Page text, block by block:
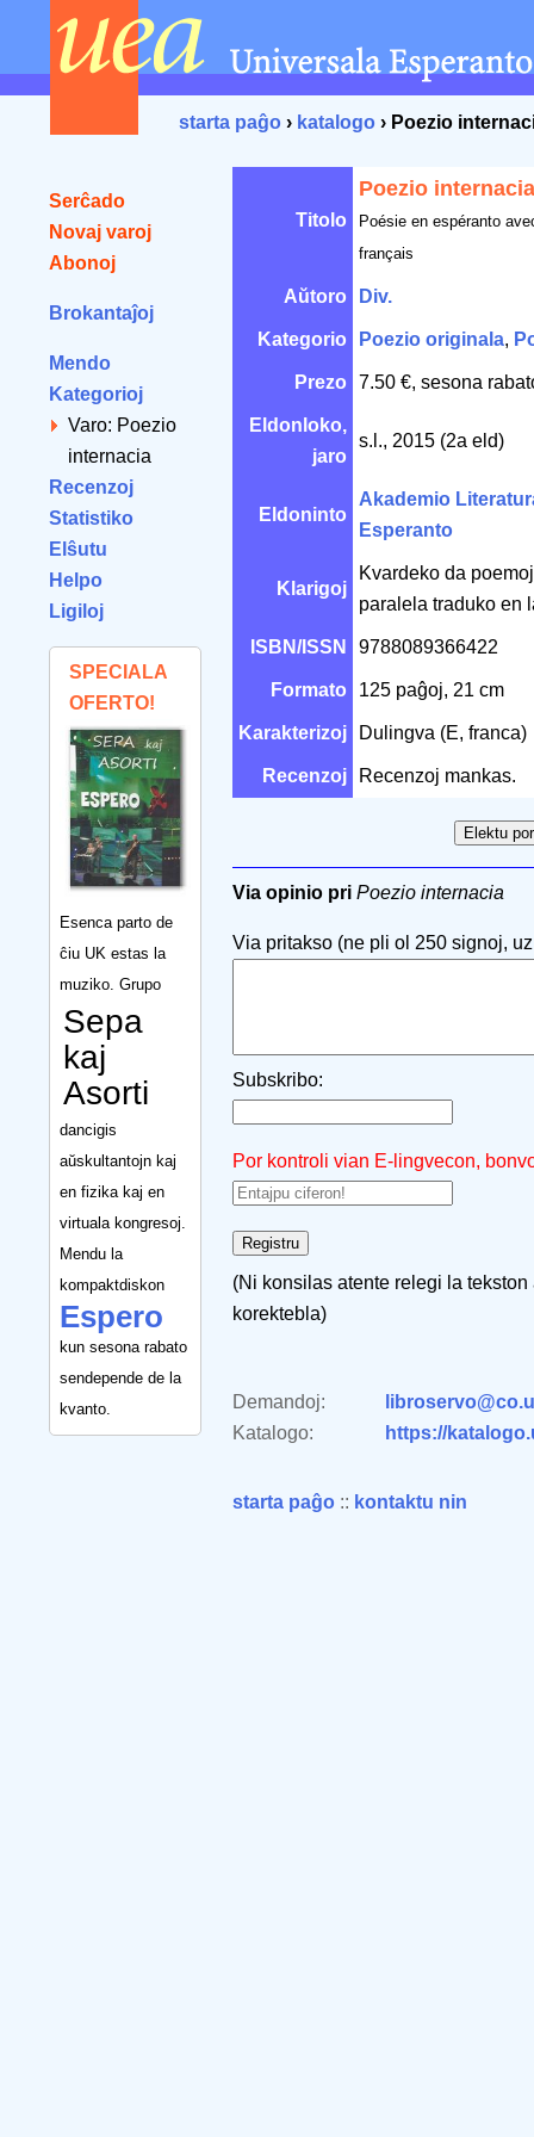
starta paĝo › katalogo › Poezio
Serĉado
Novaj varoj
Abonoj
Brokantaĵoj
Mendo
Kategorioj
Varo: Poezio
internacia
Recenzoj
Statistiko
Elŝutu
Helpo
Ligiloj
SPECIALA
OFERTO!
Esenca parto de
ĉiu UK estas la
muziko. Grupo
Sepa
kaj
Asorti
dancigis
aŭskultantojn kaj
en fizika kaj en
virtuala kongresoj.
Mendu la
kompaktdiskon
Espero
kun sesona rabato
sendepende de la
kvanto.
Titolo
Poezio internacia
Poésie en espéranto
français
Aŭtoro Div.
Kategorio Poezio originala,
Prezo 7.50 €, sesona
Eldonloko,
jaro
s.l., 2015 (2a eld)
Eldoninto
Akademio
Esperanto
Klarigoj
Kvardeko da
paralela traduko en
ISBN/ISSN 9788089366422
Formato 125 paĝoj, 21 cm
Karakterizoj Dulingva (E, franca)
Recenzoj Recenzoj mankas.
Via opinio pri Poezio internacia
Via pritakso (ne pli ol 250 signoj,
Subskribo:
Por kontroli vian E-lingvecon,
(Ni konsilas atente relegi la
korektebla)
Demandoj:
Katalogo:
https://
starta paĝo :: kontaktu nin